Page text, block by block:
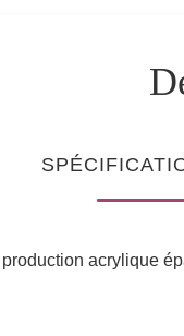
acrylique